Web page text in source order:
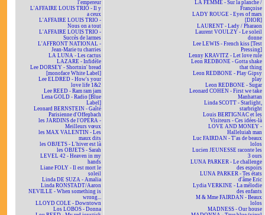
l'empereur
L'AFFAIRE LOUIS TRIO - Il y
a ceux
L'AFFAIRE LOUIS TRIO -
Nous on a tout
L'AFFAIRE LOUIS TRIO -
Succès de larmes
L'AFFRONT NATIONAL -
Jean-Marie tu charries
LA LUNA - Les cactus
LAZARE - Infidèle
Lee DORSEY - Shortnin' bread
[monoface White Label]
Lee ELDRED - How's your
love life 1&2
Lee REED - Ram ram jam
Lena GOLD - Radio [Blue
Label]
Leonard BERNSTEIN - Gaîté
Parisienne d'Offenbach
les JARDINS de l'OPÉRA -
Meilleurs vœux
les MAX VALENTIN - Les
maux dits
les OBJETS - L'hiver est là
les OBJETS - Sarah
LEVEL 42 - Heaven in my
hands
Liane FOLY - Il est mort le
soleil
Linda DE SUZA - Amalia
Linda RONSTADT/Aaron
NEVILLE - When something is
wrong...
LLOYD COLE - Downtown
Los LOBOS - Donna
LA FEMME - Sur la planche /
Françoise
LADY ROUGE - Eyes of mars
[DIOR]
LAURENT - Lady / Pharaon
Laurent VOULZY - Le soleil
donne
Lee LEWIS - French kiss [Test
Pressing]
Lenny KRAVITZ - Let love rule
Leon REDBONE - Gotta shake
that thing
Leon REDBONE - Play Gipsy
play
Leon REDBONE - Sugar
Leonard COHEN - First we take
Manhattan
Linda SCOTT - Starlight,
starbright
Louis BERTIGNAC et les
Visiteurs - Ces idées-là
LOVE AND MONEY -
Halleluiah man
Luc FAIRDAN - T'as de beaux
lolos
Lucien JEUNESSE raconte les
3 ours
LUNA PARKER - Le challenge
des espoirs
LUNA PARKER - Tes états
d'âme Eric
Lydia VERKINE - La mélodie
des enfants
M & Mme FAIRDAN - Beaux
lolos
MADNESS - Our house